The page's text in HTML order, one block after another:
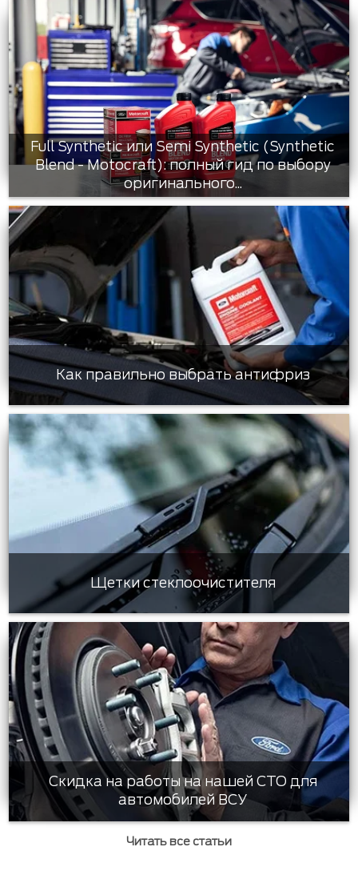
Full Synthetic или Semi Synthetic (Synthetic
Blend - Motocraft): полный гид по выбору
оригинального...
Как правильно выбрать антифриз
Щетки стеклоочистителя
Скидка на работы на нашей СТО для
автомобилей ВСУ
Читать все статьи